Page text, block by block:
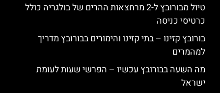
טיול מבורובץ ל-2 מרחצאות ההרים של בולגריה כולל
כרטיסי כניסה
בורובץ קזינו – בתי קזינו והימורים בבורובץ מדריך
למהמרים
מה השעה בבורובץ עכשיו – הפרשי שעות לעומת
ישראל